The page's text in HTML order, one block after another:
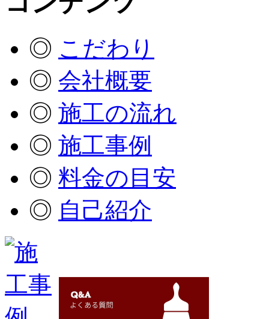
◎ こだわり
◎ 会社概要
◎ 施工の流れ
◎ 施工事例
◎ 料金の目安
◎ 自己紹介